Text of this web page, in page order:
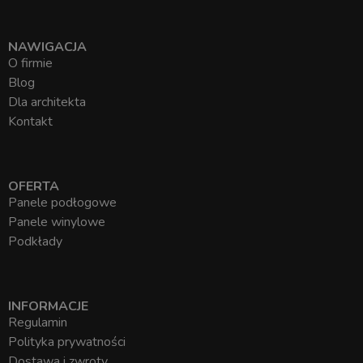
NAWIGACJA
O firmie
Blog
Dla architekta
Kontakt
OFERTA
Panele podłogowe
Panele winylowe
Podkłady
INFORMACJE
Regulamin
Polityka prywatności